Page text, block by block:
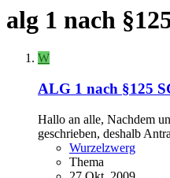
alg 1 nach
W
ALG 1 nach §125
Hallo an alle, Nachdem
geschrieben, deshalb
Wurzelzwerg
Thema